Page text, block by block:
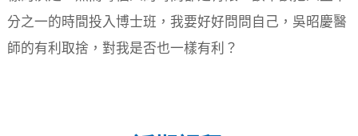
分之一的時間投入博士班，我要好好問問自己，吳昭慶醫
師的有利取捨，對我是否也一樣有利？